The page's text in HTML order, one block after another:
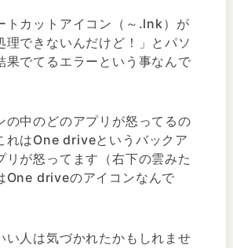
トカットアイコン（～.lnk）が
理できないんだけど！」とパソ
果でてるエラーという事なんで
の中のどのアプリが怒ってるの
れはOne driveというバックア
リが怒ってます（右下の雲みた
One driveのアイコンなんで
い人は気づかれたかもしれませ